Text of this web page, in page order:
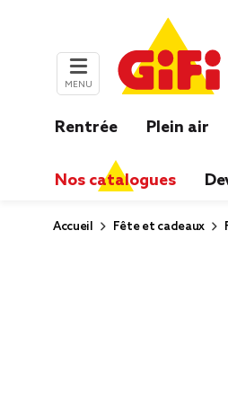
MENU
Rentrée Plein air
Nos catalogues
Accueil Fête et cadeaux